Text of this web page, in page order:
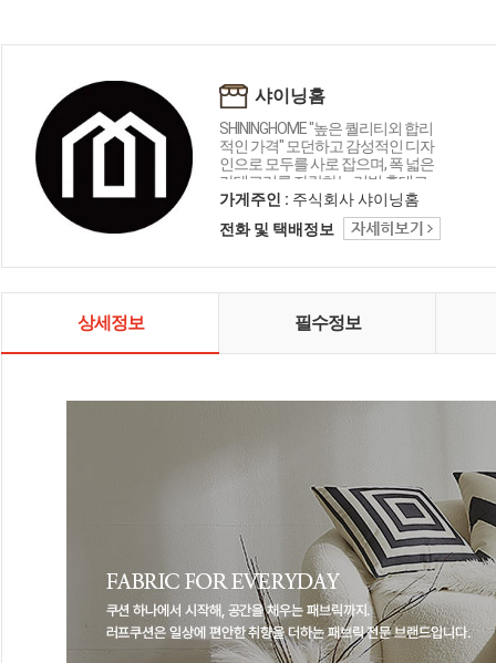
샤이닝홈
SHININGHOME "높은 퀄리티외 합리
적인 가격" 모던하고 감성적인 디자
인으로 모두를 사로 잡으며, 폭 넓은
카테고리를 자랑하는 리빙 홈데코
인테리어 샤이닝홈입니다.
가게주인 : 주식회사 샤이닝홈
전화 및 택배정보
상세정보 필수정보